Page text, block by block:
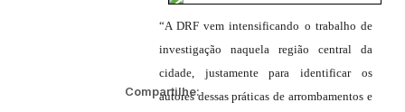
Compartilhe:
“A DRF vem intensificando o trabalho de
investigação naquela região central da
cidade, justamente para identificar os
autores dessas práticas de arrombamentos e